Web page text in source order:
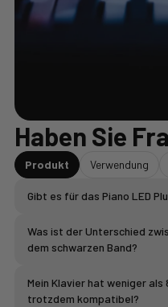
Haben Sie
Produkt Verwendung
Gibt es für das Piano LED
2-
das Elektronikmodul
Was ist der Unterschied
dem schwarzen Band?
Mein Klavier hat weniger als
trotzdem kompatibel?